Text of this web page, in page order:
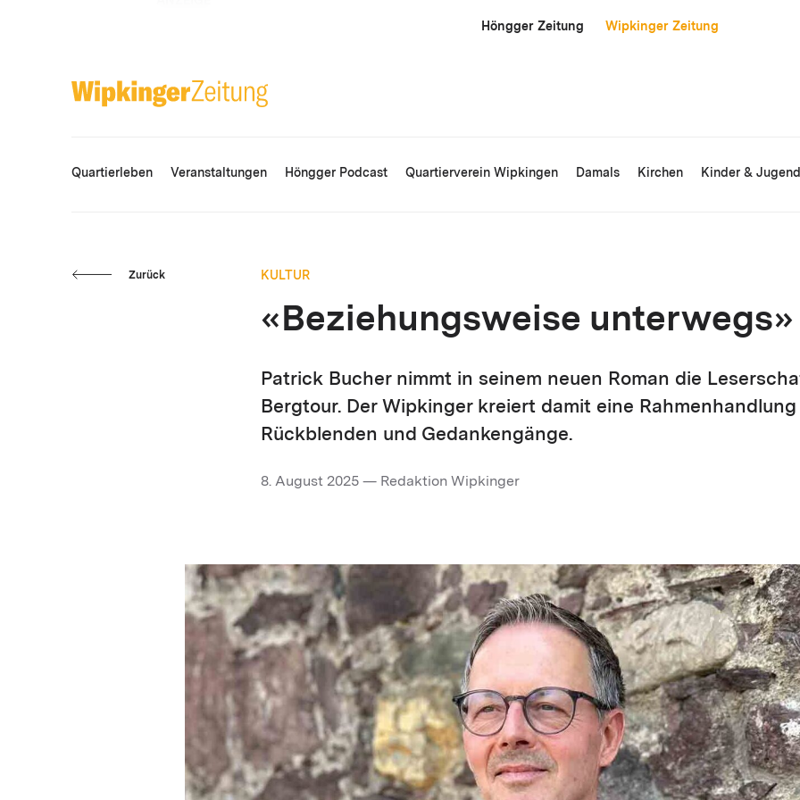
Höngger Zeitung Wipkinger Zeitung
Quartierleben Veranstaltungen Höngger Podcast Quartierverein Wipkingen Damals Kirchen Kinder & Jugend
Zurück KULTUR
«Beziehungsweise unterwegs»
Patrick Bucher nimmt in seinem neuen Roman die
Bergtour. Der Wipkinger kreiert damit eine Rahmenhandlung
Rückblenden und Gedankengänge.
8. August 2025 — Redaktion Wipkinger